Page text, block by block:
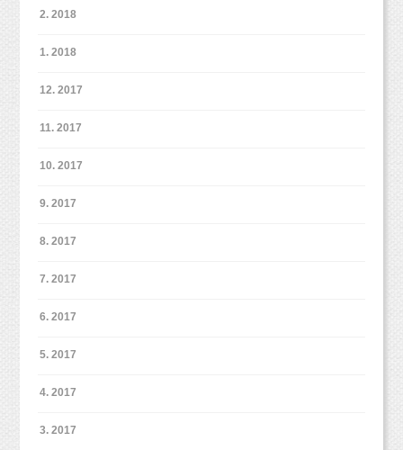
2. 2018
1. 2018
12. 2017
11. 2017
10. 2017
9. 2017
8. 2017
7. 2017
6. 2017
5. 2017
4. 2017
3. 2017